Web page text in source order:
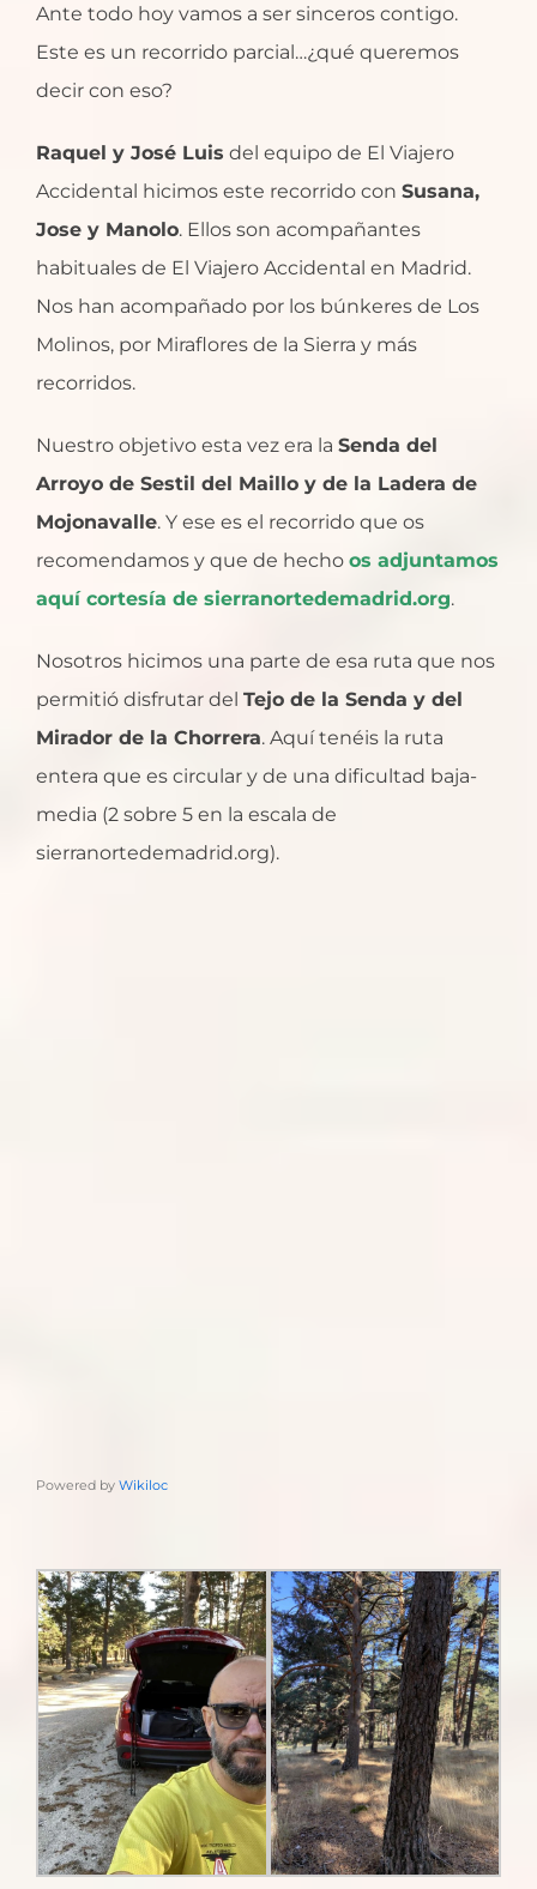
Ante todo hoy vamos a ser sinceros contigo.
Este es un recorrido parcial…¿qué queremos
decir con eso?
Raquel y José Luis del equipo de El Viajero
Accidental hicimos este recorrido con Susana,
Jose y Manolo. Ellos son acompañantes
habituales de El Viajero Accidental en Madrid.
Nos han acompañado por los búnkeres de Los
Molinos, por Miraflores de la Sierra y más
recorridos.
Nuestro objetivo esta vez era la Senda del
Arroyo de Sestil del Maillo y de la Ladera de
Mojonavalle. Y ese es el recorrido que os
recomendamos y que de hecho os adjuntamos
aquí cortesía de sierranortedemadrid.org.
Nosotros hicimos una parte de esa ruta que nos
permitió disfrutar del Tejo de la Senda y del
Mirador de la Chorrera. Aquí tenéis la ruta
entera que es circular y de una dificultad baja-
media (2 sobre 5 en la escala de
sierranortedemadrid.org).
Powered by Wikiloc